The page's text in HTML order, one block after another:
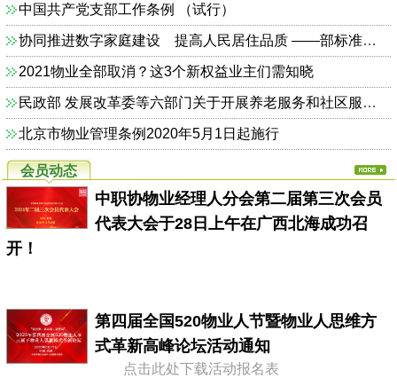
中国共产党支部工作条例 （试行）
协同推进数字家庭建设 提高人民居住品质 ——部标准定额司相关负责人解读《关于加快发展数字家庭 提高居住品质的指导意见》
2021物业全部取消？这3个新权益业主们需知晓
民政部 发展改革委等六部门关于开展养老服务和社区服务信息惠民工程试点工作的通知（民函〔2014〕325号）
北京市物业管理条例2020年5月1日起施行
会员动态
中职协物业经理人分会第二届第三次会员
代表大会于28日上午在广西北海成功召
开！
第四届全国520物业人节暨物业人思维方
式革新高峰论坛活动通知
点击此处下载活动报名表